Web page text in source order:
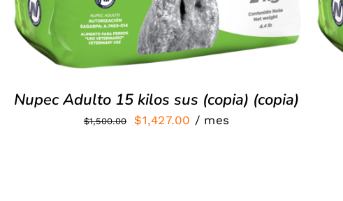
Nupec Adulto 15 kilos sus (copia) (copia)
$1,500.00
El
$1,427.00 El
/ mes